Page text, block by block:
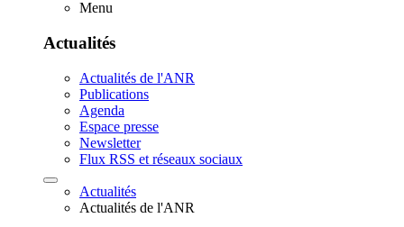
Menu
Actualités
Actualités de l'ANR
Publications
Agenda
Espace presse
Newsletter
Flux RSS et réseaux sociaux
Actualités
Actualités de l'ANR